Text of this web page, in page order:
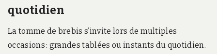
quotidien
La tomme de brebis s’invite lors de multiples
occasions : grandes tablées ou instants du quotidien.